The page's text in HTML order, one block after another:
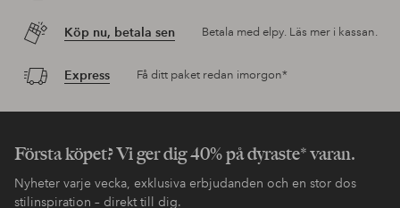
Köp nu, betala sen Betala med elpy. Läs mer i kassan.
Express Få ditt paket redan imorgon*
Första köpet? Vi ger dig 40% på dyraste* varan.
Nyheter varje vecka, exklusiva erbjudanden och en stor dos
stilinspiration – direkt till dig.